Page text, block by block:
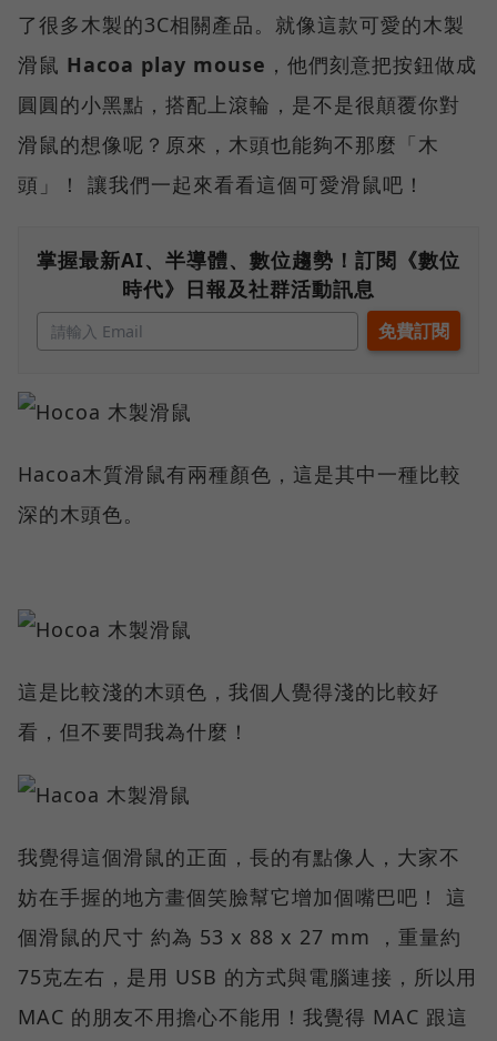
了很多木製的3C相關產品。就像這款可愛的木製
滑鼠 Hacoa play mouse ，他們刻意把按鈕做成
圓圓的小黑點，搭配上滾輪，是不是很顛覆你對
滑鼠的想像呢？原來，木頭也能夠不那麼「木
頭」！ 讓我們一起來看看這個可愛滑鼠吧！
掌握最新AI、半導體、數位趨勢！訂閱《數位
時代》日報及社群活動訊息
Hacoa木質滑鼠有兩種顏色，這是其中一種比較
深的木頭色。
這是比較淺的木頭色，我個人覺得淺的比較好
看，但不要問我為什麼！
我覺得這個滑鼠的正面，長的有點像人，大家不
妨在手握的地方畫個笑臉幫它增加個嘴巴吧！ 這
個滑鼠的尺寸 約為 53 x 88 x 27 mm ，重量約
75克左右，是用 USB 的方式與電腦連接，所以用
MAC 的朋友不用擔心不能用！我覺得 MAC 跟這